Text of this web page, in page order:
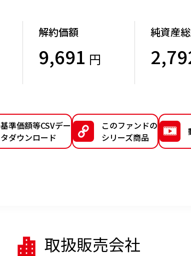
解約価額
9,691 円
純資産
基準価額等CSVデー
タダウンロード
このファンドの
シリーズ商品
取扱販売会社